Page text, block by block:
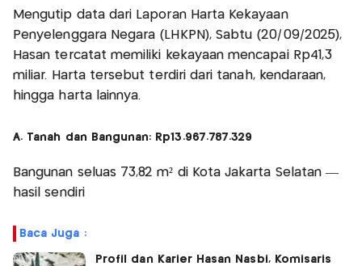
Mengutip data dari Laporan Harta Kekayaan
Penyelenggara Negara (LHKPN), Sabtu (20/09/2025),
Hasan tercatat memiliki kekayaan mencapai Rp41,3
miliar. Harta tersebut terdiri dari tanah, kendaraan,
hingga harta lainnya.
A. Tanah dan Bangunan: Rp13.967.787.329
Bangunan seluas 73,82 m² di Kota Jakarta Selatan —
hasil sendiri
Baca Juga :
Profil dan Karier Hasan Nasbi, Komisaris